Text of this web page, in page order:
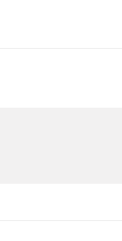
福利厚生
職場データ